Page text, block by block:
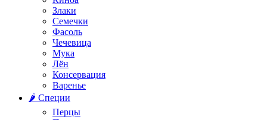
Злаки
Семечки
Фасоль
Чечевица
Мука
Лён
Консервация
Варенье
🌶️ Специи
Перцы